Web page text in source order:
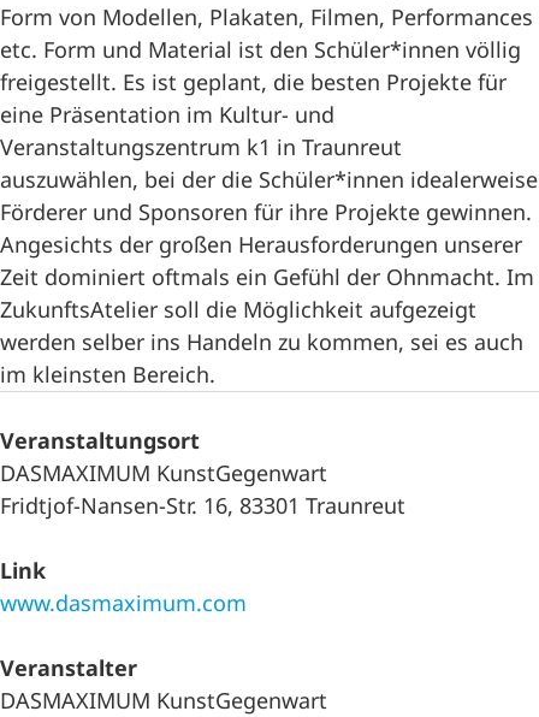
Form von Modellen, Plakaten, Filmen, Performances
etc. Form und Material ist den Schüler*innen völlig
freigestellt. Es ist geplant, die besten Projekte für
eine Präsentation im Kultur- und
Veranstaltungszentrum k1 in Traunreut
auszuwählen, bei der die Schüler*innen idealerweise
Förderer und Sponsoren für ihre Projekte gewinnen.
Angesichts der großen Herausforderungen unserer
Zeit dominiert oftmals ein Gefühl der Ohnmacht. Im
ZukunftsAtelier soll die Möglichkeit aufgezeigt
werden selber ins Handeln zu kommen, sei es auch
im kleinsten Bereich.
Veranstaltungsort
DASMAXIMUM KunstGegenwart
Fridtjof-Nansen-Str. 16, 83301 Traunreut
Link
www.dasmaximum.com
Veranstalter
DASMAXIMUM KunstGegenwart